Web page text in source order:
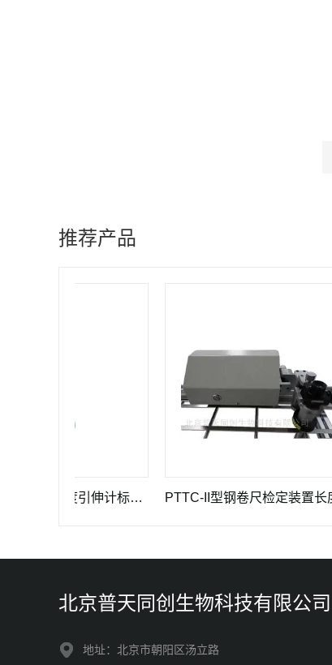
推荐产品
GWB-200JA型高精度引伸计标定仪长度计量器具 PTTC-II型钢卷尺检定装置长度计量仪器
北京普天同创生物科技有限公司
地址：北京市朝阳区汤立路